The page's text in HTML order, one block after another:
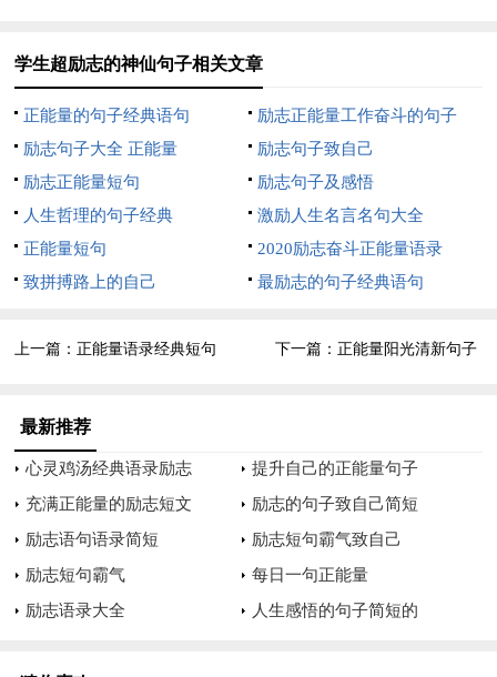
9、希望在濯中扬帆，梦想在濯中起航。
10、苦过，方能跳出农门。
11、今朝我以校为荣，明日校以我为耀。
12、事情不是因做不好而放弃，而是因放弃而做不好。
13、生活是需要不断体验的，成功是需要不断磨练的。
哭。人生就像愤怒的小鸟，每次你失败的时候总有几只猪在笑。
15、把知识留在脑子里，把书本放在书架上。
16、过去不能改变，但未来可以，过去的成绩，不要再提，
努力学习，拼搏进取。
学生超励志的神仙句子相关文章
正能量的句子经典语句
励志正能量工作奋斗的句子
励志句子大全 正能量
励志句子致自己
励志正能量短句
励志句子及感悟
人生哲理的句子经典
激励人生名言名句大全
正能量短句
2020励志奋斗正能量语录
致拼搏路上的自己
最励志的句子经典语句
上一篇： 正能量语录经典短句 下一篇： 正能量阳光清新句子
最新推荐
心灵鸡汤经典语录励志
提升自己的正能量句子
充满正能量的励志短文
励志的句子致自己简短
励志语句语录简短
励志短句霸气致自己
励志短句霸气
每日一句正能量
励志语录大全
人生感悟的句子简短的